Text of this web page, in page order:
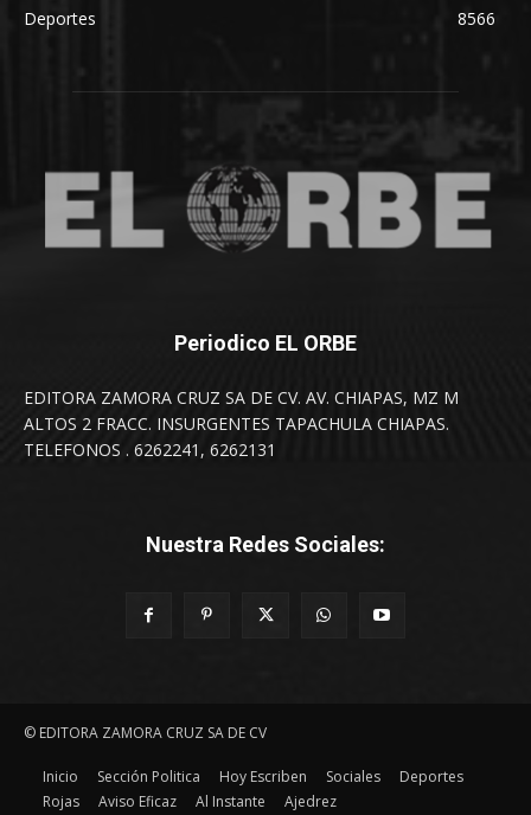
Deportes
8566
Periodico EL ORBE
EDITORA ZAMORA CRUZ SA DE CV. AV. CHIAPAS, MZ M
ALTOS 2 FRACC. INSURGENTES TAPACHULA CHIAPAS.
TELEFONOS . 6262241, 6262131
Nuestra Redes Sociales:
© EDITORA ZAMORA CRUZ SA DE CV
Inicio Sección Politica Hoy Escriben Sociales
Deportes
Rojas
Aviso Eficaz Al Instante Ajedrez